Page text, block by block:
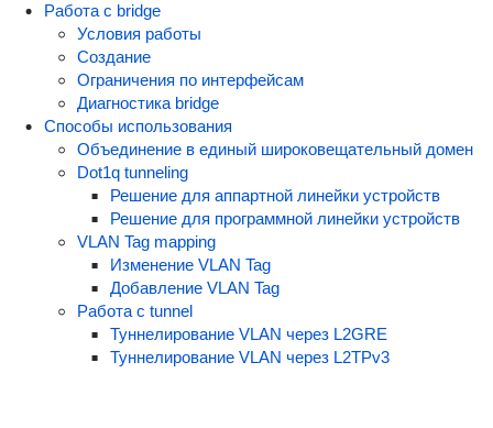
Работа с bridge
Условия работы
Создание
Ограничения по интерфейсам
Диагностика bridge
Способы использования
Объединение в единый широковещательный домен
Dot1q tunneling
Решение для аппартной линейки устройств
Решение для программной линейки устройств
VLAN Tag mapping
Изменение VLAN Tag
Добавление VLAN Tag
Работа с tunnel
Туннелирование VLAN через L2GRE
Туннелирование VLAN через L2TPv3